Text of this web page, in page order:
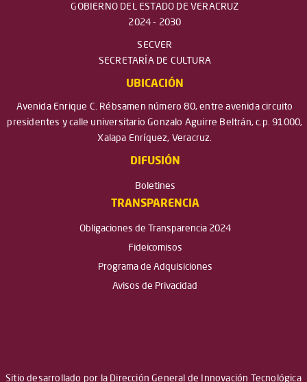
GOBIERNO DEL ESTADO DE VERACRUZ
2024 - 2030
SECVER
SECRETARÍA DE CULTURA
UBICACIÓN
Avenida Enrique C. Rébsamen número 80, entre avenida circuito
presidentes y calle universitario Gonzalo Aguirre Beltrán, c.p. 91000,
Xalapa Enríquez, Veracruz.
DIFUSIÓN
Boletines
TRANSPARENCIA
Obligaciones de Transparencia 2024
Fideicomisos
Programa de Adquisiciones
Avisos de Privacidad
Sitio desarrollado por la Dirección General de Innovación Tecnológica